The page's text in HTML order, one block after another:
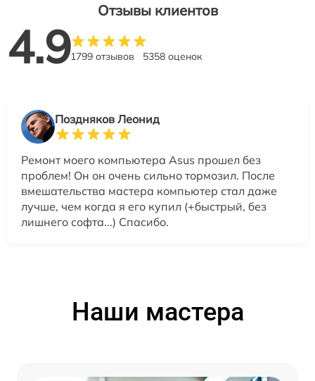
Отзывы клиентов
4.91799 отзывов 5358 оценок
Поздняков Леонид
Ремонт моего компьютера Asus прошел без
проблем! Он он очень сильно тормозил. После
вмешательства мастера компьютер стал даже
лучше, чем когда я его купил (+быстрый, без
лишнего софта...) Спасибо.
Наши мастера